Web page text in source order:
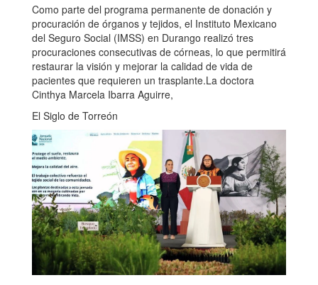
Como parte del programa permanente de donación y
procuración de órganos y tejidos, el Instituto Mexicano
del Seguro Social (IMSS) en Durango realizó tres
procuraciones consecutivas de córneas, lo que permitirá
restaurar la visión y mejorar la calidad de vida de
pacientes que requieren un trasplante.La doctora
Cinthya Marcela Ibarra Aguirre,
El Siglo de Torreón